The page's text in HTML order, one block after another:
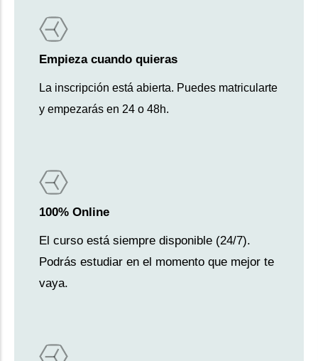
Empieza cuando quieras
La inscripción está abierta. Puedes matricularte
y empezarás en 24 o 48h.
100% Online
El curso está siempre disponible (24/7).
Podrás estudiar en el momento que mejor te
vaya.